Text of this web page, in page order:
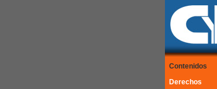
Contenidos
Derechos